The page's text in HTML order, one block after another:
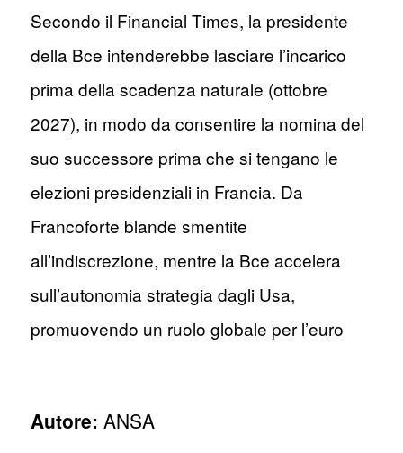
Secondo il Financial Times, la presidente
della Bce intenderebbe lasciare l’incarico
prima della scadenza naturale (ottobre
2027), in modo da consentire la nomina del
suo successore prima che si tengano le
elezioni presidenziali in Francia. Da
Francoforte blande smentite
all’indiscrezione, mentre la Bce accelera
sull’autonomia strategia dagli Usa,
promuovendo un ruolo globale per l’euro
Autore: ANSA